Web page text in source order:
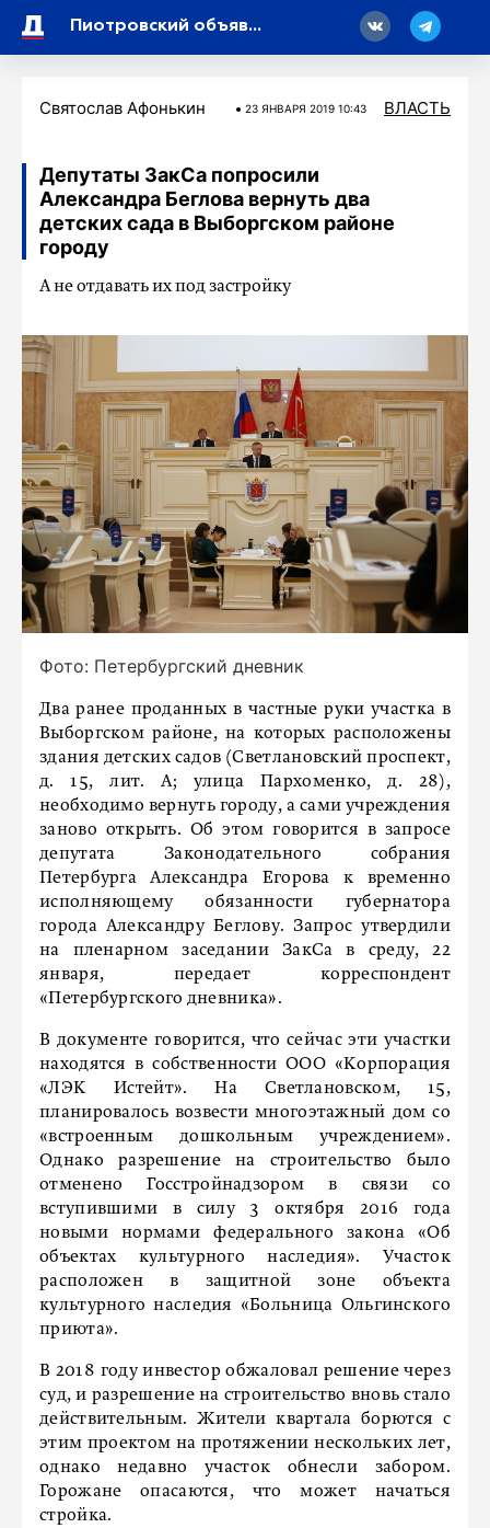
Пиотровский объявил об открытии новой трассы для профессиональных бегунов
Святослав Афонькин 23 ЯНВАРЯ 2019 10:43 ВЛАСТЬ
Депутаты ЗакСа попросили
Александра Беглова вернуть два
детских сада в Выборгском районе
городу
А не отдавать их под застройку
Фото: Петербургский дневник
Два ранее проданных в частные руки участка в
Выборгском районе, на которых расположены
здания детских садов (Светлановский проспект,
д. 15, лит. А; улица Пархоменко, д. 28),
необходимо вернуть городу, а сами учреждения
заново открыть. Об этом говорится в запросе
депутата Законодательного собрания
Петербурга Александра Егорова к временно
исполняющему обязанности губернатора
города Александру Беглову. Запрос утвердили
на пленарном заседании ЗакСа в среду, 22
января, передает корреспондент
«Петербургского дневника».
В документе говорится, что сейчас эти участки
находятся в собственности ООО «Корпорация
«ЛЭК Истейт». На Светлановском, 15,
планировалось возвести многоэтажный дом со
«встроенным дошкольным учреждением».
Однако разрешение на строительство было
отменено Госстройнадзором в связи со
вступившими в силу 3 октября 2016 года
новыми нормами федерального закона «Об
объектах культурного наследия». Участок
расположен в защитной зоне объекта
культурного наследия «Больница Ольгинского
приюта».
В 2018 году инвестор обжаловал решение через
суд, и разрешение на строительство вновь стало
действительным. Жители квартала борются с
этим проектом на протяжении нескольких лет,
однако недавно участок обнесли забором.
Горожане опасаются, что может начаться
стройка.